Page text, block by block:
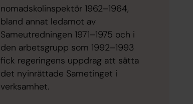
nomadskolinspektör 1962–1964,
bland annat ledamot av
Sameutredningen 1971–1975 och i
den arbetsgrupp som 1992–1993
fick regeringens uppdrag att sätta
det nyinrättade Sametinget i
verksamhet.